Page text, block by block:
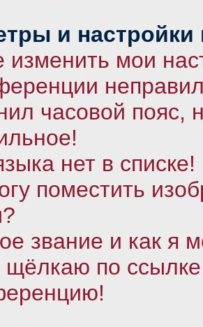
и настройки
изменить мои
часовой пояс,
нет в списке!
поместить
звание и как я
щёлкаю по